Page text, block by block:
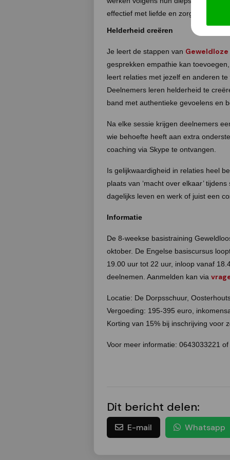
effectief met liefde en zorg kunnen
Helderheid creëren
Je leert de stappen van
gesprekken empathie kan
leert relaties met jezelf en anderen
Deelnemers leren helderheid te
band met authentieke gevoelens en
Na elke sessie krijgen deelnemers
wie behoefte heeft aan extra
coaching via Skype te ontvangen.
Is gelijkwaardigheid in relaties heel
plaats van ‘macht over elkaar’
dagelijks leven en werk of juist een
Informatie
De 8-weekse basistraining
oktober. De Engelse basiscursus
19.00 uur tot 22 uur, inloop vanaf
deelnemen. Aanmelden kan via
Locatie: De Dorpsschuur,
Vergoeding: 195-395 euro,
Korting van 15% bij inschrijving voor
Voor meer informatie: 0643033221 of
Dit bericht delen:
E-mail Whatsapp